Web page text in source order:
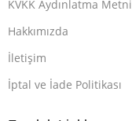
KVKK Aydınlatma Metni
Hakkımızda
İletişim
İptal ve İade Politikası